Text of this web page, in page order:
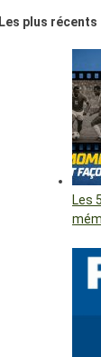
Les plus récents
Les